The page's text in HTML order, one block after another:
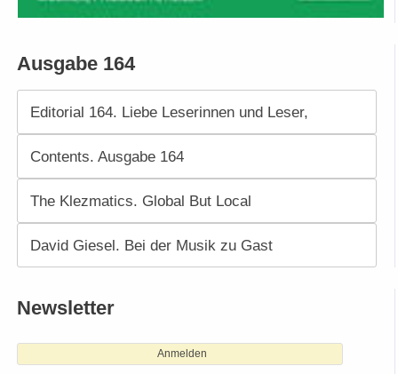
Ausgabe 164
Editorial 164. Liebe Leserinnen und Leser,
Contents. Ausgabe 164
The Klezmatics. Global But Local
David Giesel. Bei der Musik zu Gast
Newsletter
Anmelden